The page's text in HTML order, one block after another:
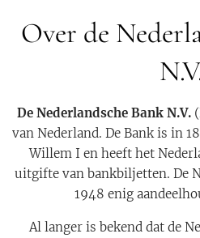
Over de
De Nederlandsche Bank N.V.
van Nederland. De Bank is in
Willem I en heeft het
uitgifte van bankbiljetten. De
1948 enig
Al langer is bekend dat de